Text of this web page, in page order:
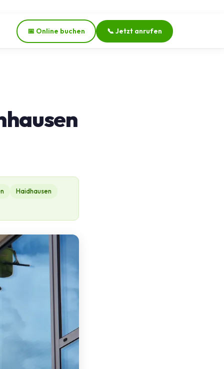
📅 Online buchen 📞 Jetzt anrufen
Haidhausen